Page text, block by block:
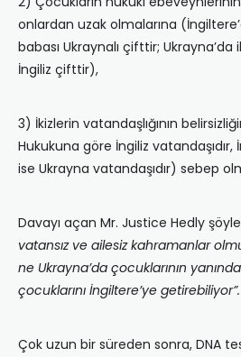
onlardan uzak olmalarına
babası Ukraynalı çifttir; Ukrayna’da
İngiliz çifttir),
3) İkizlerin vatandaşlığının
Hukukuna göre İngiliz vatandaşıdır,
ise Ukrayna vatandaşıdır) sebep
Davayı açan Mr. Justice Hedly
vatansız ve ailesiz kahramanlar
ne Ukrayna’da çocuklarının
çocuklarını İngiltere’ye getirebiliyor”.
Çok uzun bir süreden sonra, DNA